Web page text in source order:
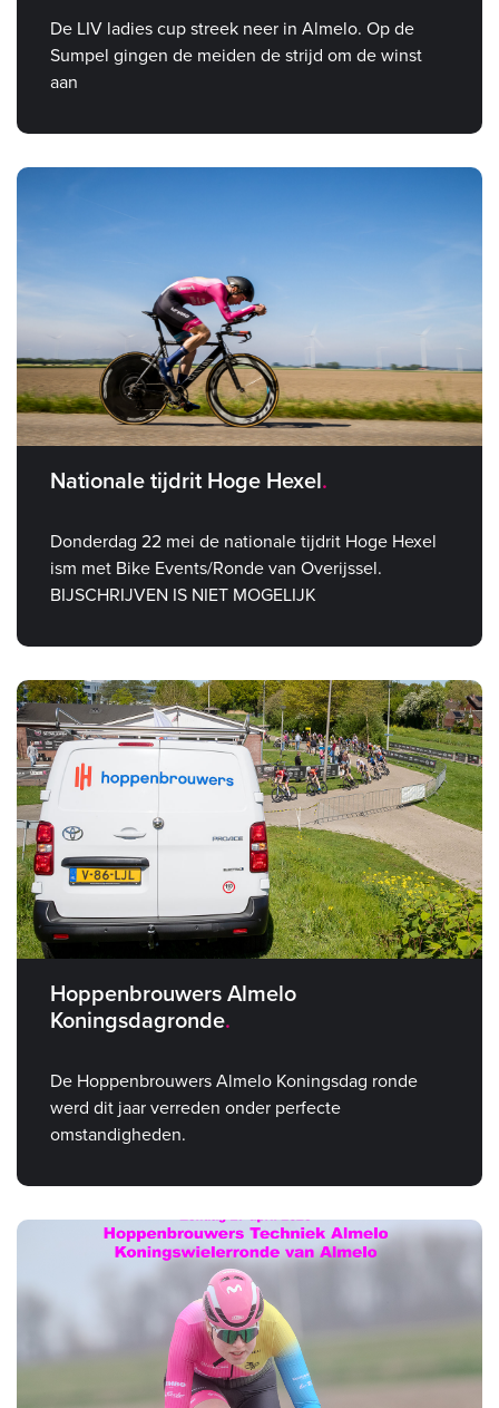
De LIV ladies cup streek neer in Almelo. Op de
Sumpel gingen de meiden de strijd om de winst
aan
Nationale tijdrit Hoge Hexel
Donderdag 22 mei de nationale tijdrit Hoge Hexel
ism met Bike Events/Ronde van Overijssel.
BIJSCHRIJVEN IS NIET MOGELIJK
Hoppenbrouwers Almelo
Koningsdagronde
De Hoppenbrouwers Almelo Koningsdag ronde
werd dit jaar verreden onder perfecte
omstandigheden.